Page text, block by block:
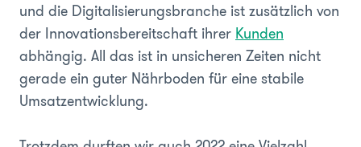
und die Digitalisierungsbranche ist zusätzlich von
der Innovationsbereitschaft ihrer Kunden
abhängig. All das ist in unsicheren Zeiten nicht
gerade ein guter Nährboden für eine stabile
Umsatzentwicklung.